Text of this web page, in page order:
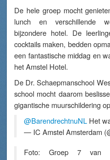
De hele groep mocht
lunch en verschillende
bijzondere hotel. De
cocktails maken, bedden
een fantastische middag en
het Amstel Hotel.
De Dr. Schaepmanschool
school mocht daarom
gigantische muurschildering
@BarendrechtnuNL Het
— IC Amstel Amsterdam
Foto: Groep 7 van